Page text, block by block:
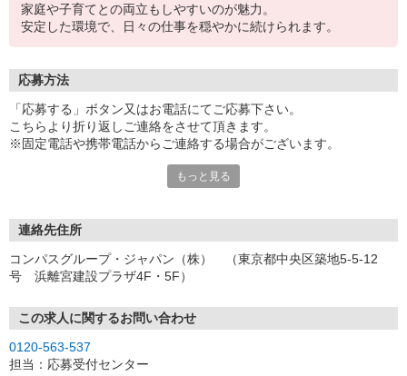
家庭や子育てとの両立もしやすいのが魅力。
安定した環境で、日々の仕事を穏やかに続けられます。
応募方法
「応募する」ボタン又はお電話にてご応募下さい。
こちらより折り返しご連絡をさせて頂きます。
※固定電話や携帯電話からご連絡する場合がございます。
［2］携帯のショートメッセージ（SMS）に質問フォームをお送り
メッセージに従ってご質問にご回答頂き、ご都合の良い面接日
程をご選択ください♪
連絡させて頂きます。
↓
［3］面接実施。履歴書（写真貼付）をお持ちください。
面接では仕事内容や職場についてなど、気になることやご希望は
もっと見る
連絡先住所
コンパスグループ・ジャパン（株） （東京都中央区築地5-5-12
号 浜離宮建設プラザ4F・5F）
この求人に関するお問い合わせ
0120-563-537
担当：応募受付センター